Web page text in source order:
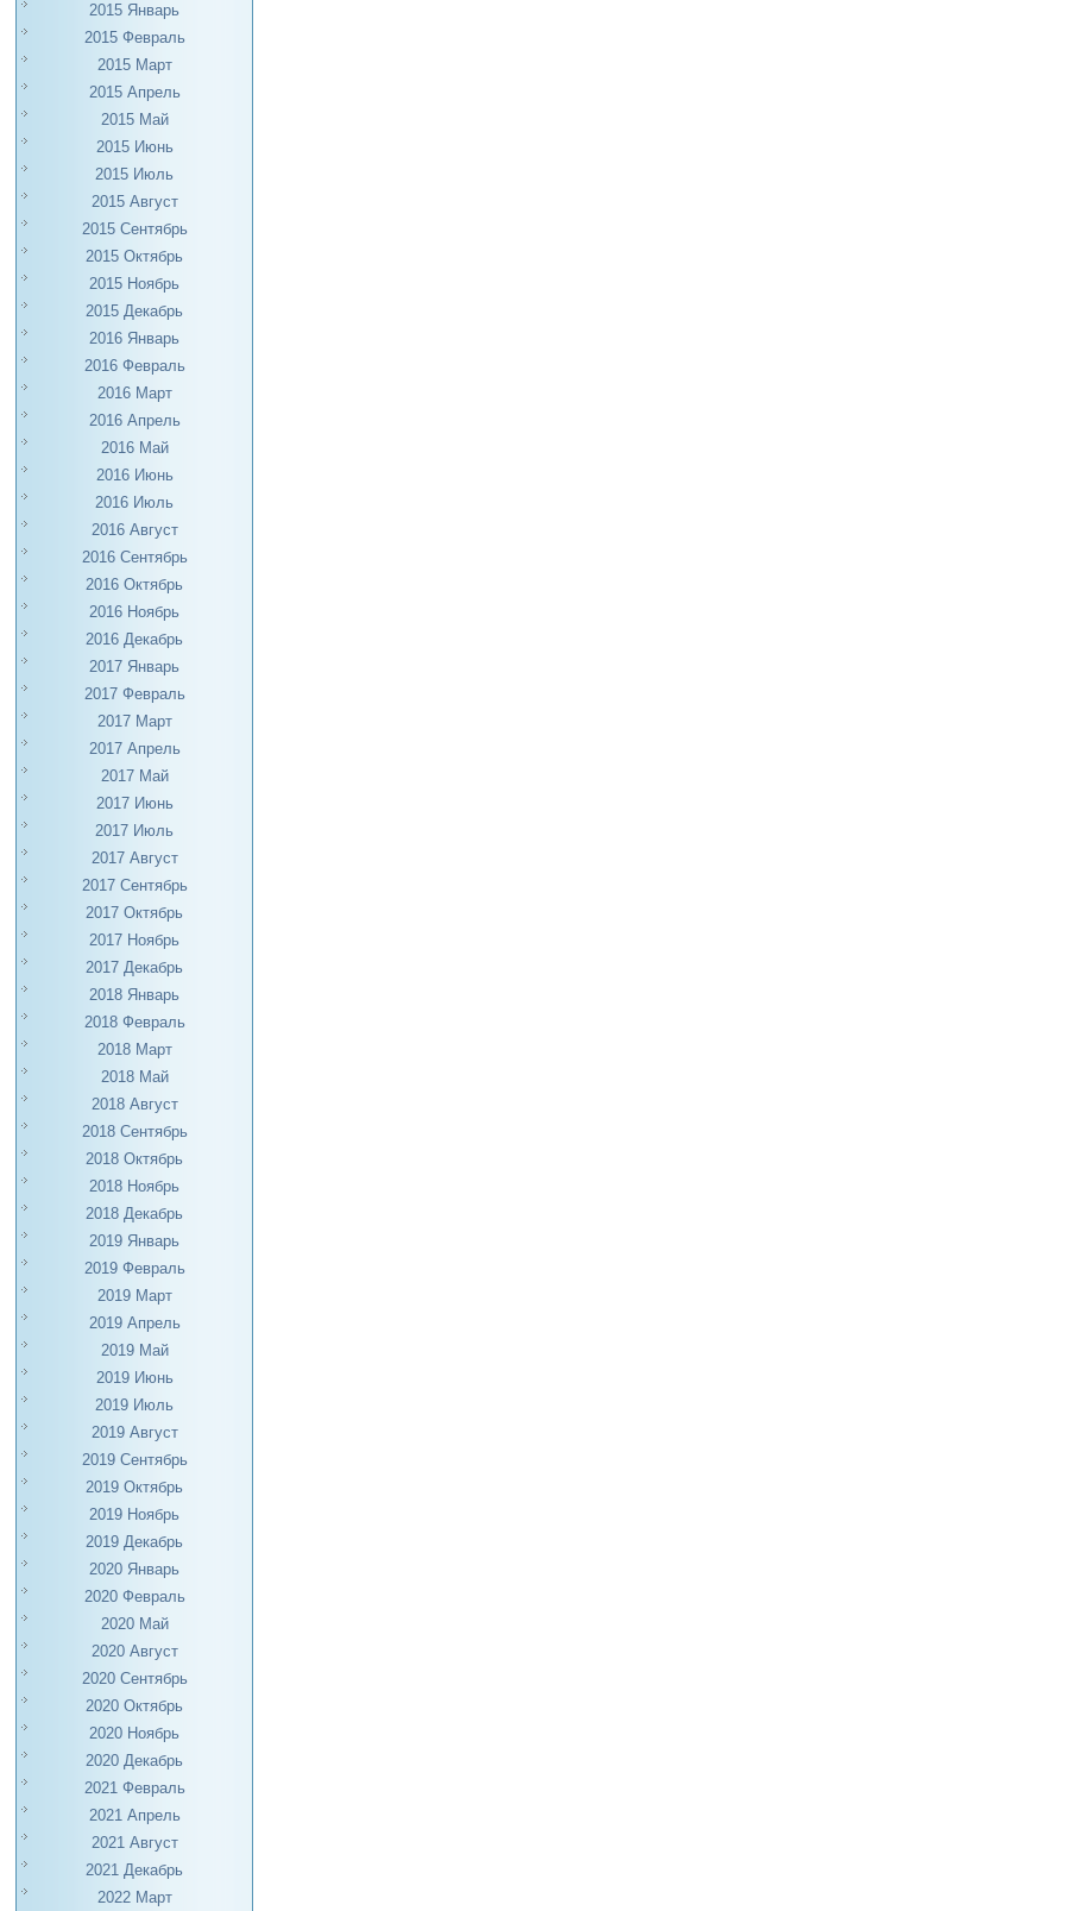
2015 Январь
2015 Февраль
2015 Март
2015 Апрель
2015 Май
2015 Июнь
2015 Июль
2015 Август
2015 Сентябрь
2015 Октябрь
2015 Ноябрь
2015 Декабрь
2016 Январь
2016 Февраль
2016 Март
2016 Апрель
2016 Май
2016 Июнь
2016 Июль
2016 Август
2016 Сентябрь
2016 Октябрь
2016 Ноябрь
2016 Декабрь
2017 Январь
2017 Февраль
2017 Март
2017 Апрель
2017 Май
2017 Июнь
2017 Июль
2017 Август
2017 Сентябрь
2017 Октябрь
2017 Ноябрь
2017 Декабрь
2018 Январь
2018 Февраль
2018 Март
2018 Май
2018 Август
2018 Сентябрь
2018 Октябрь
2018 Ноябрь
2018 Декабрь
2019 Январь
2019 Февраль
2019 Март
2019 Апрель
2019 Май
2019 Июнь
2019 Июль
2019 Август
2019 Сентябрь
2019 Октябрь
2019 Ноябрь
2019 Декабрь
2020 Январь
2020 Февраль
2020 Май
2020 Август
2020 Сентябрь
2020 Октябрь
2020 Ноябрь
2020 Декабрь
2021 Февраль
2021 Апрель
2021 Август
2021 Декабрь
2022 Март